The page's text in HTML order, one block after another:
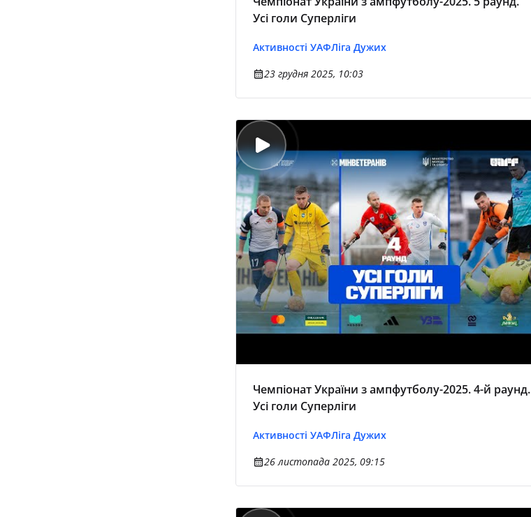
Усі голи Суперліги
Активності УАФЛіга Дужих
23 грудня 2025, 10:03
Чемпіонат України з ампфутболу-2025. 4-й раунд.
Усі голи Суперліги
Активності УАФЛіга Дужих
26 листопада 2025, 09:15